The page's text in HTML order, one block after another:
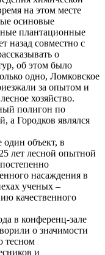
на этом месте
осиновые
плантационные
назад совместно с
о
об этом было
одно, Ломковское
за опытом и
хозяйство.
полигон по
а Городков являлся
объект, в
лет лесной опытной
насаждения в
ученых –
качественного
в конференц-зале
о значимости
тесном
и